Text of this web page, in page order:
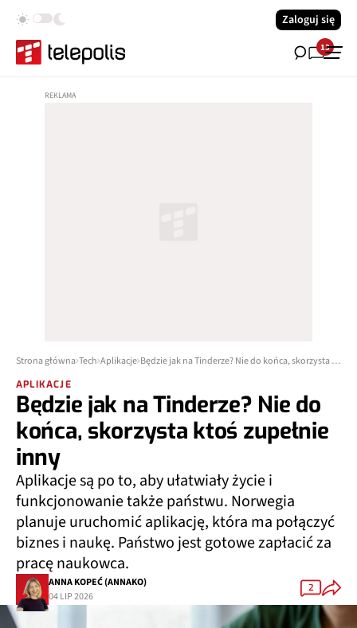
Zaloguj się
13
Strona główna Tech Aplikacje Będzie jak na Tinderze? Nie do końca, skorzysta ktoś zupełnie inny
APLIKACJE
Będzie jak na Tinderze? Nie do
końca, skorzysta ktoś zupełnie
inny
Aplikacje są po to, aby ułatwiały życie i
funkcjonowanie także państwu. Norwegia
planuje uruchomić aplikację, która ma połączyć
biznes i naukę. Państwo jest gotowe zapłacić za
pracę naukowca.
ANNA KOPEĆ (ANNAKO)
04 LIP 2026
2